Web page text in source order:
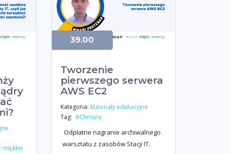
miękkie
Tworzenie
pierwszego serwera
AWS EC2
Kategoria: Materiały edukacyjne
Tag: #Chmura
Odpłatne nagranie archiwalnego
warsztatu z zasobów Stacji IT.
39.00